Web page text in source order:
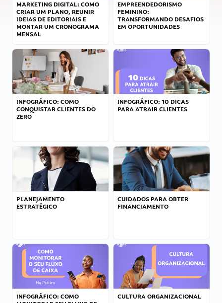
MARKETING DIGITAL: COMO
CRIAR UM PLANO, REUNIR
IDEIAS DE EDITORIAIS E
MONTAR UM CRONOGRAMA
MENSAL
EMPREENDEDORISMO
FEMININO:
TRANSFORMANDO DESAFIOS
EM OPORTUNIDADES
INFOGRÁFICO: COMO
CONQUISTAR CLIENTES DO
ZERO
INFOGRÁFICO: 10 DICAS
PARA ATRAIR CLIENTES
PLANEJAMENTO
ESTRATÉGICO
CUIDADOS PARA OBTER
FINANCIAMENTO
INFOGRÁFICO: COMO
CULTURA ORGANIZACIONAL